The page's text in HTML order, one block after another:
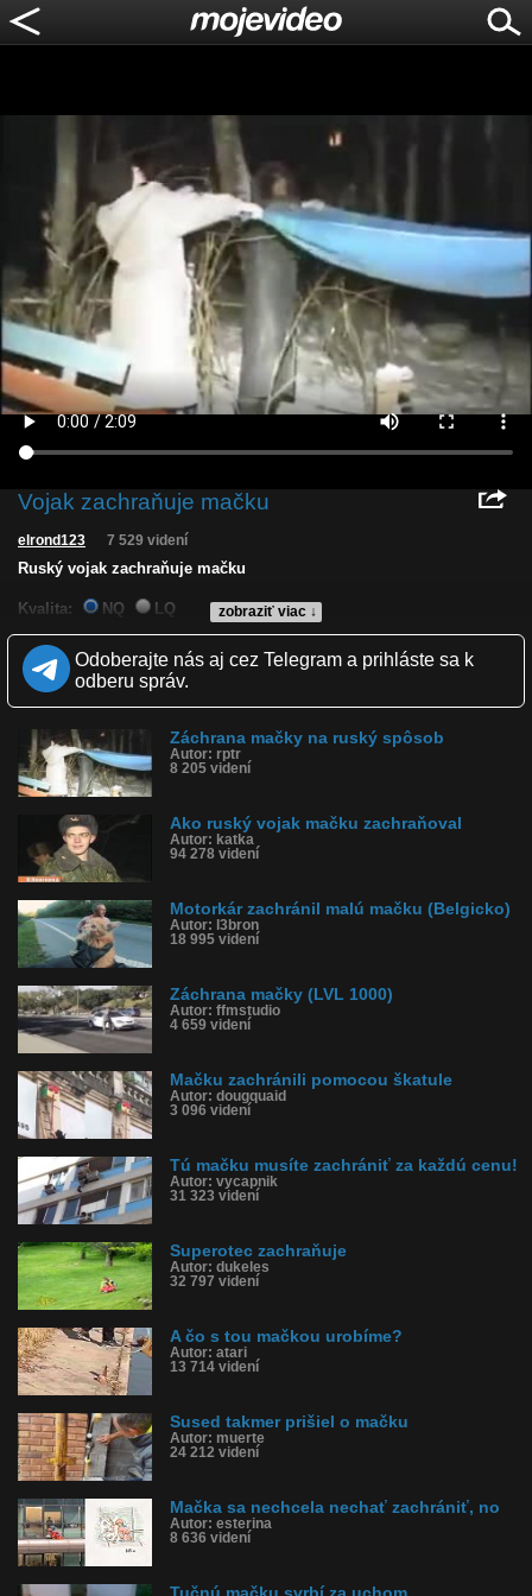
Vojak zachraňuje mačku
zobraziť viac ↓
elrond123 7 529 videní
Ruský vojak zachraňuje mačku
Kvalita: NQ
LQ
Páči sa: 92% (13 hlasov)
Obľúbené: 9
Komentárov: 6
Dľžka: 2:09
Tagy: mačka, zachrana
História sledovanosti videa:
Odoberajte nás aj cez Telegram a prihláste sa k
odberu správ.
Záchrana mačky na ruský spôsob
Autor: rptr
8 205 videní
Ako ruský vojak mačku zachraňoval
Autor: katka
94 278 videní
Motorkár zachránil malú mačku (Belgicko)
Autor: l3bron
18 995 videní
Záchrana mačky (LVL 1000)
Autor: ffmstudio
4 659 videní
Mačku zachránili pomocou škatule
Autor: dougquaid
3 096 videní
Tú mačku musíte zachrániť za každú cenu!
Autor: vycapnik
31 323 videní
Superotec zachraňuje
Autor: dukeles
32 797 videní
A čo s tou mačkou urobíme?
Autor: atari
13 714 videní
Sused takmer prišiel o mačku
Autor: muerte
24 212 videní
Mačka sa nechcela nechať zachrániť, no
Autor: esterina
8 636 videní